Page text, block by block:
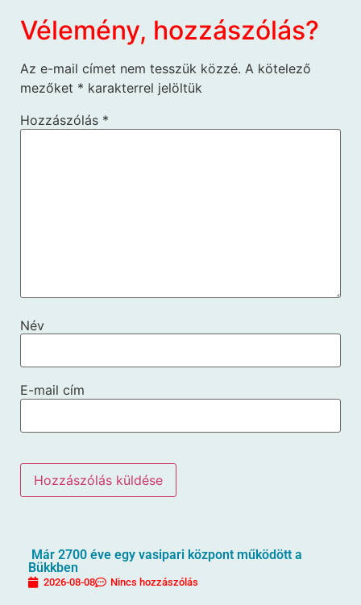
Vélemény, hozzászólás?
Az e-mail címet nem tesszük közzé. A kötelező
mezőket * karakterrel jelöltük
Hozzászólás *
Név
E-mail cím
Már 2700 éve egy vasipari központ működött a
Bükkben
2026-08-08 Nincs hozzászólás